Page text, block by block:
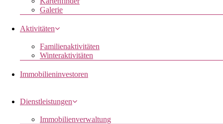
Galerie
Aktivitäten
Familienaktivitäten
Winteraktivitäten
Immobilieninvestoren
Dienstleistungen
Immobilienverwaltung